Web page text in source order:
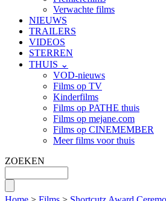
Verwachte films
NIEUWS
TRAILERS
VIDEOS
STERREN
THUIS ⌄
VOD-nieuws
Films op TV
Kinderfilms
Films op PATHE thuis
Films op mejane.com
Films op CINEMEMBER
Meer films voor thuis
ZOEKEN